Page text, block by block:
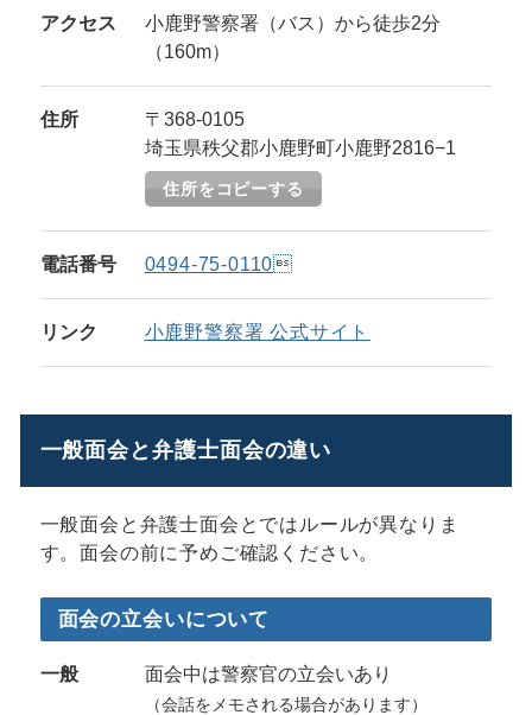
アクセス
小鹿野警察署（バス）から徒歩2分
（160m）
住所
〒368-0105
埼玉県秩父郡小鹿野町小鹿野2816−1
住所をコピーする
電話番号 0494-75-0110
リンク 小鹿野警察署 公式サイト
一般面会と弁護士面会の違い
一般面会と弁護士面会とではルールが異なりま
す。面会の前に予めご確認ください。
面会の立会いについて
一般 面会中は警察官の立会いあり
（会話をメモされる場合があります）